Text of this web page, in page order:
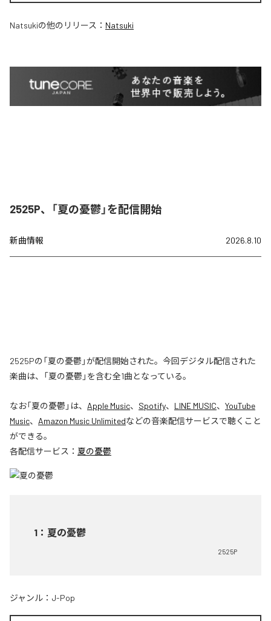
Natsukiの他のリリース： Natsuki
2525P、「夏の憂鬱」を配信開始
新曲情報 2026.8.10
2525Pの「夏の憂鬱」が配信開始された。今回デジタル配信された
楽曲は、「夏の憂鬱」を含む全1曲となっている。
なお「夏の憂鬱 」は、 Apple Music、 Spotify、 LINE MUSIC、 YouTube
Music、 Amazon Music Unlimitedなどの音楽配信サービスで聴くこと
ができる。
各配信サービス： 夏の憂鬱
1 ： 夏の憂鬱
2525P
ジャンル： J-Pop